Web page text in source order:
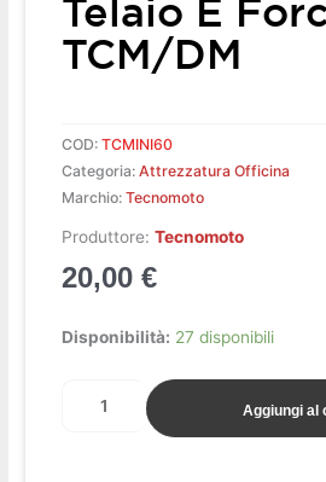
Telaio E
TCM/DM
COD:TCMINI60
Categoria:Attrezzatura Officina
Marchio:Tecnomoto
Produttore:Tecnomoto
20,00€
Disponibilità: 27 disponibili
Chiave
Aggiungi al